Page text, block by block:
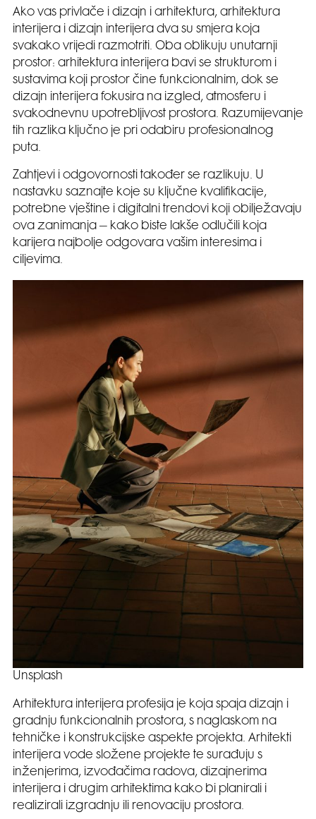
Ako vas privlače i dizajn i arhitektura, arhitektura
interijera i dizajn interijera dva su smjera koja
svakako vrijedi razmotriti. Oba oblikuju unutarnji
prostor: arhitektura interijera bavi se strukturom i
sustavima koji prostor čine funkcionalnim, dok se
dizajn interijera fokusira na izgled, atmosferu i
svakodnevnu upotrebljivost prostora. Razumijevanje
tih razlika ključno je pri odabiru profesionalnog
puta.
Zahtjevi i odgovornosti također se razlikuju. U
nastavku saznajte koje su ključne kvalifikacije,
potrebne vještine i digitalni trendovi koji obilježavaju
ova zanimanja – kako biste lakše odlučili koja
karijera najbolje odgovara vašim interesima i
ciljevima.
Unsplash
Arhitektura interijera profesija je koja spaja dizajn i
gradnju funkcionalnih prostora, s naglaskom na
tehničke i konstrukcijske aspekte projekta. Arhitekti
interijera vode složene projekte te surađuju s
inženjerima, izvođačima radova, dizajnerima
interijera i drugim arhitektima kako bi planirali i
realizirali izgradnju ili renovaciju prostora.